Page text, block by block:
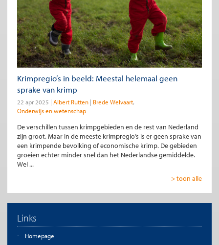
Krimpregio’s in beeld: Meestal helemaal geen
sprake van krimp
22 apr 2025 Albert Rutten
Brede Welvaart
Onderwijs en wetenschap
De verschillen tussen krimpgebieden en de rest van Nederland
zijn groot. Maar in de meeste krimpregio’s is er geen sprake van
een krimpende bevolking of economische krimp. De gebieden
groeien echter minder snel dan het Nederlandse gemiddelde.
Wel ...
> toon alle
Links
Homepage